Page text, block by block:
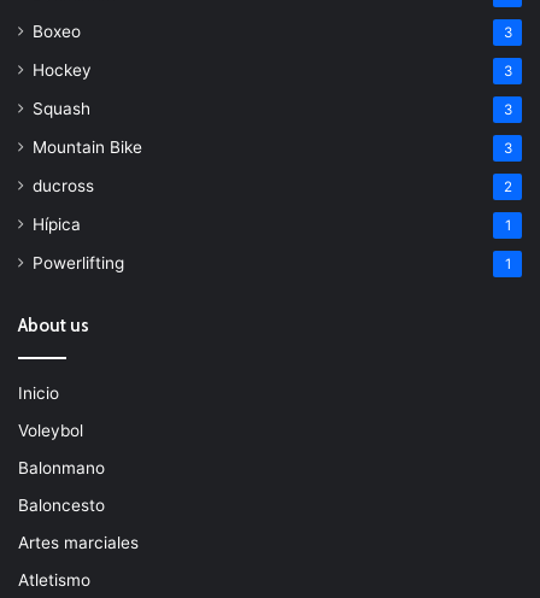
Boxeo 3
Hockey 3
Squash 3
Mountain Bike 3
ducross 2
Hípica 1
Powerlifting 1
About us
Inicio
Voleybol
Balonmano
Baloncesto
Artes marciales
Atletismo